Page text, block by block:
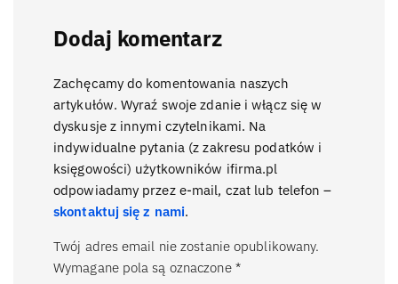
Dodaj komentarz
Zachęcamy do komentowania naszych
artykułów. Wyraź swoje zdanie i włącz się w
dyskusje z innymi czytelnikami. Na
indywidualne pytania (z zakresu podatków i
księgowości) użytkowników ifirma.pl
odpowiadamy przez e-mail, czat lub telefon –
skontaktuj się z nami.
Twój adres email nie zostanie opublikowany.
Wymagane pola są oznaczone *